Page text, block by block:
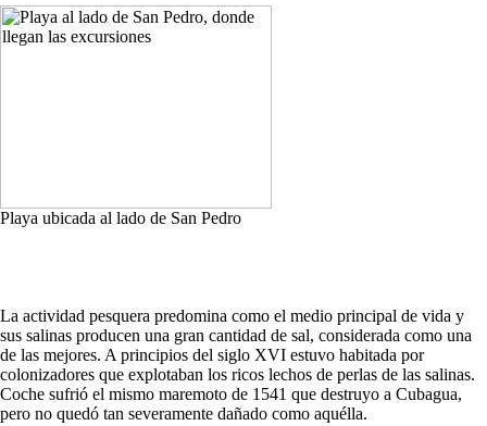
Playa ubicada al lado de San Pedro
La actividad pesquera predomina como el medio principal de vida y
sus salinas producen una gran cantidad de sal, considerada como una
de las mejores. A principios del siglo XVI estuvo habitada por
colonizadores que explotaban los ricos lechos de perlas de las salinas.
Coche sufrió el mismo maremoto de 1541 que destruyo a Cubagua,
pero no quedó tan severamente dañado como aquélla.